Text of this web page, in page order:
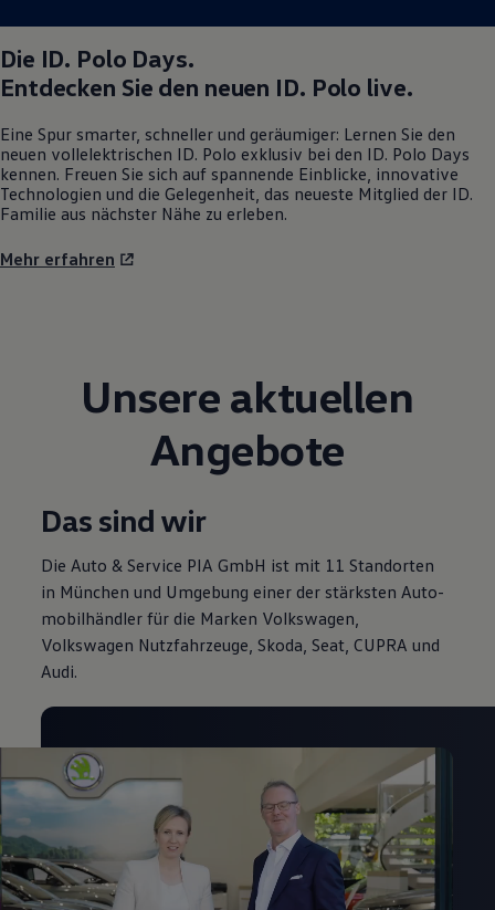
Die ID. Polo Days.
Entdecken Sie den neuen ID. Polo live.
Eine Spur smarter, schneller und geräumiger: Lernen Sie den
neuen vollelektrischen ID. Polo exklusiv bei den ID. Polo Days
kennen. Freuen Sie sich auf spannende Einblicke, innovative
Technologien und die Gelegenheit, das neueste Mitglied der ID.
Familie aus nächster Nähe zu erleben.
Mehr erfahren
Unsere aktuellen
Angebote
Das sind wir
Die Auto & Service PIA GmbH ist mit 11 Stand­or­ten
in Mün­chen und Um­ge­bung einer der stärk­sten Au­to­
mo­bilhän­dler für die Mar­ken Volkswagen,
Volkswagen Nutzfahrzeuge, Skoda, Seat, CUPRA und
Audi.